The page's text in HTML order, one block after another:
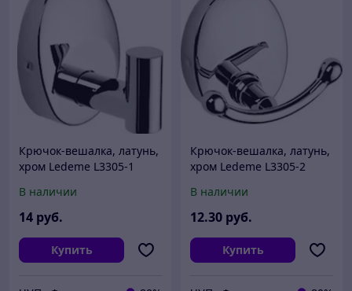
Крючок-вешалка, латунь,
хром Ledeme L3305-1
В наличии
14 руб.
Купить
Крючок-вешалка, латунь,
хром Ledeme L3305-2
В наличии
12.30 руб.
Купить